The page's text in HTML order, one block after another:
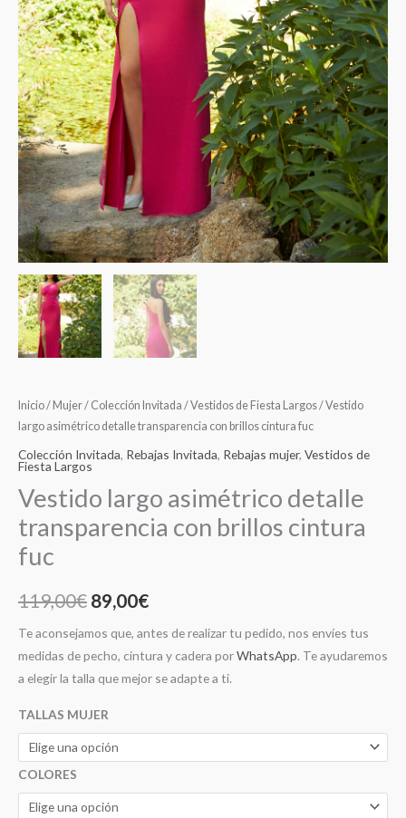
Inicio/ Mujer/ Colección Invitada /Vestidos de Fiesta Largos/ Vestido
largo asimétrico detalle transparencia con brillos cintura fuc
Colección Invitada, Rebajas Invitada, Rebajas mujer, Vestidos de
Fiesta Largos
Vestido largo asimétrico detalle
transparencia con brillos cintura
fuc
119,00€ 89,00€
Te aconsejamos que, antes de realizar tu pedido, nos envíes tus
medidas de pecho, cintura y cadera porWhatsApp. Te ayudaremos
a elegir la talla que mejor se adapte a ti.
TALLAS MUJER
COLORES